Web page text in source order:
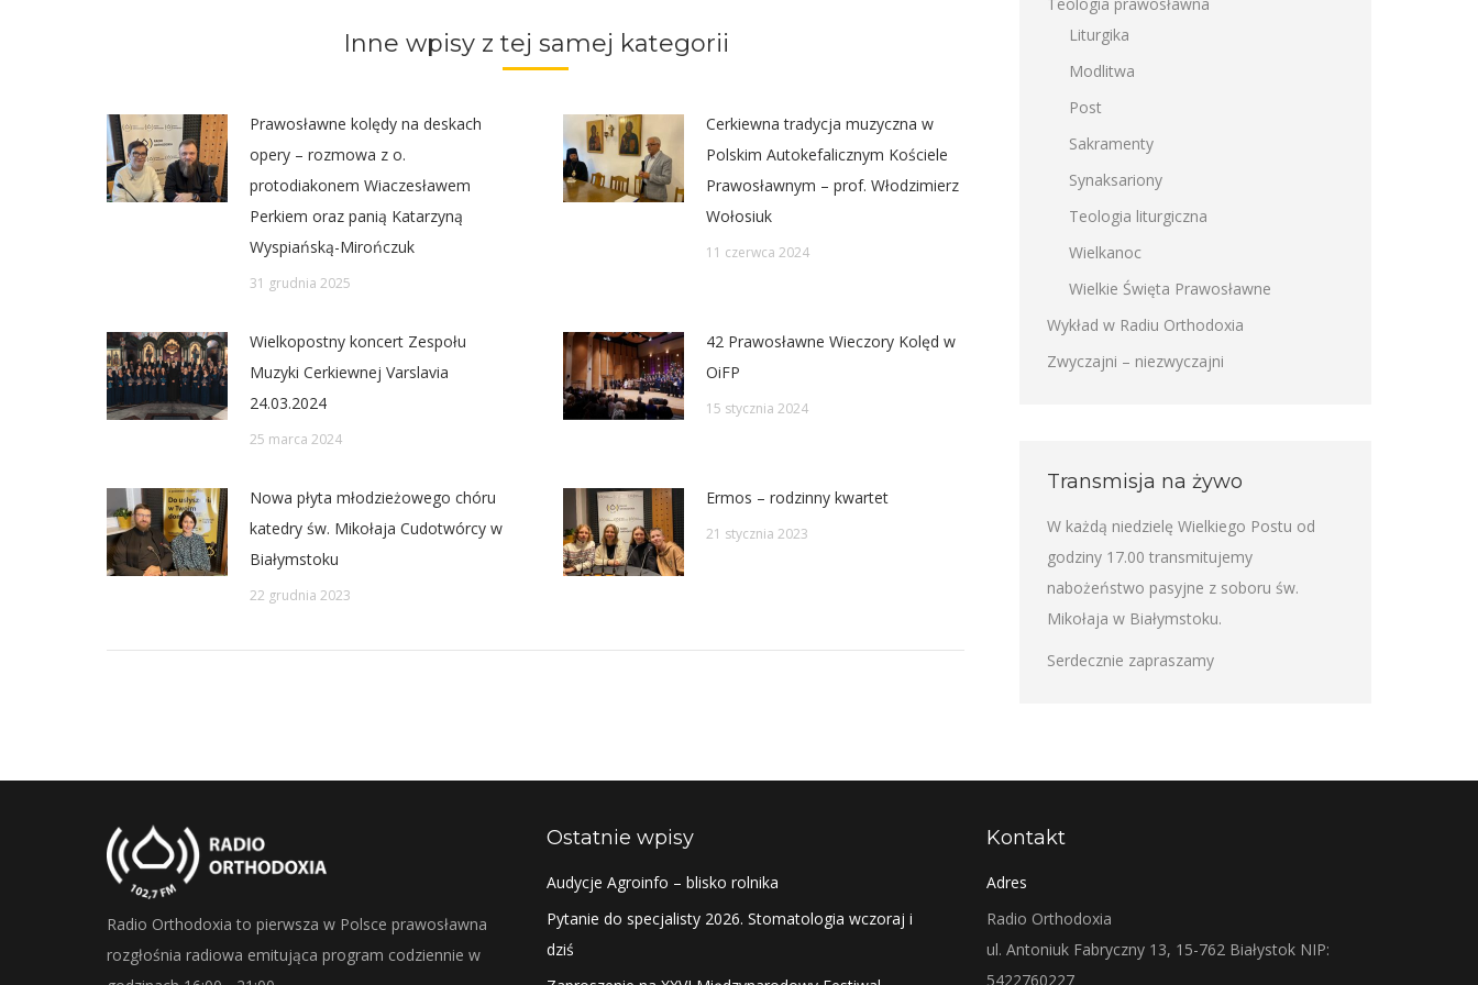
Inne wpisy z tej samej kategorii
Prawosławne kolędy na deskach
opery – rozmowa z o.
protodiakonem Wiaczesławem
Perkiem oraz panią Katarzyną
Wyspiańską-Mirończuk
31 grudnia 2025
Cerkiewna tradycja muzyczna w
Polskim Autokefalicznym Kościele
Prawosławnym – prof. Włodzimierz
Wołosiuk
11 czerwca 2024
Wielkopostny koncert Zespołu
Muzyki Cerkiewnej Varslavia
24.03.2024
25 marca 2024
42 Prawosławne Wieczory Kolęd w
OiFP
15 stycznia 2024
Nowa płyta młodzieżowego chóru
katedry św. Mikołaja Cudotwórcy w
Białymstoku
22 grudnia 2023
Ermos – rodzinny kwartet
21 stycznia 2023
Liturgika
Modlitwa
Post
Sakramenty
Synaksariony
Teologia liturgiczna
Wielkanoc
Wielkie Święta Prawosławne
Wykład w Radiu Orthodoxia
Zwyczajni – niezwyczajni
Transmisja na żywo
W każdą niedzielę Wielkiego Postu od
godziny 17.00 transmitujemy
nabożeństwo pasyjne z soboru św.
Mikołaja w Białymstoku.
Serdecznie zapraszamy
Radio Orthodoxia to pierwsza w Polsce prawosławna
rozgłośnia radiowa emitująca program codziennie w
Ostatnie wpisy
Audycje Agroinfo – blisko rolnika
Pytanie do specjalisty 2026. Stomatologia wczoraj i
dziś
Kontakt
Adres
Radio Orthodoxia
ul. Antoniuk Fabryczny 13, 15-762 Białystok NIP:
5422760227